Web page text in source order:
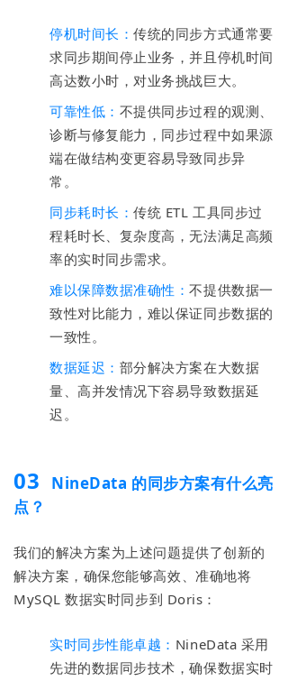
停机时间长：传统的同步方式通常要
求同步期间停止业务，并且停机时间
高达数小时，对业务挑战巨大。
可靠性低： 不提供同步过程的观测、
诊断与修复能力，同步过程中如果源
端在做结构变更容易导致同步异
常。
同步耗时长：传统 ETL 工具同步过
程耗时长、复杂度高，无法满足高频
率的实时同步需求。
难以保障数据准确性：不提供数据一
致性对比能力，难以保证同步数据的
一致性。
数据延迟： 部分解决方案在大数据
量、高并发情况下容易导致数据延
迟。
03
NineData 的同步方案有什么亮
点？
我们的解决方案为上述问题提供了创新的
解决方案，确保您能够高效、准确地将
MySQL 数据实时同步到 Doris：
实时同步性能卓越： NineData 采用
先进的数据同步技术，确保数据实时